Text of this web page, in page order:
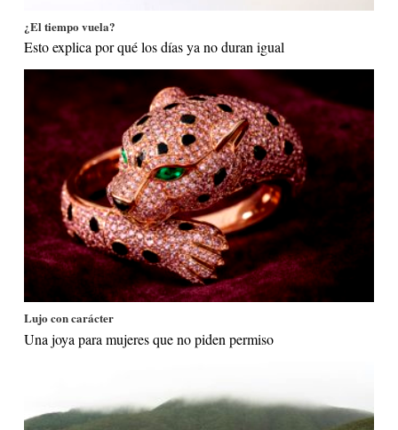
¿El tiempo vuela?
Esto explica por qué los días ya no duran igual
Lujo con carácter
Una joya para mujeres que no piden permiso